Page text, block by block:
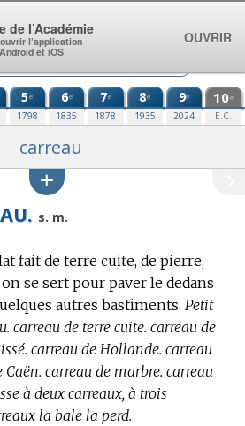
5e
1798
6e
1835
7e
1878
8e
1935
9e
2024
10e
E.C.
carreau
s. m.
fait de terre cuite, de pierre,
se sert pour paver le dedans
autres bastiments. Petit
carreau de terre cuite. carreau de
carreau de Hollande. carreau
carreau de marbre. carreau
à deux carreaux, à trois
la bale la perd.
de l’Académie
l’application
et iOS
OUVRIR